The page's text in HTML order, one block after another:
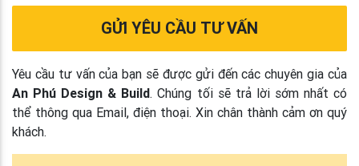
GỬI YÊU CẦU TƯ VẤN
Yêu cầu tư vấn của bạn sẽ được gửi đến các chuyên gia của
An Phú Design & Build. Chúng tối sẽ trả lời sớm nhất có
thể thông qua Email, điện thoại. Xin chân thành cảm ơn quý
khách.